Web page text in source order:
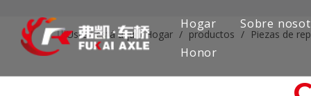
Hogar Sobre
Honor
Usted está aquí: Hogar / productos / Piezas de